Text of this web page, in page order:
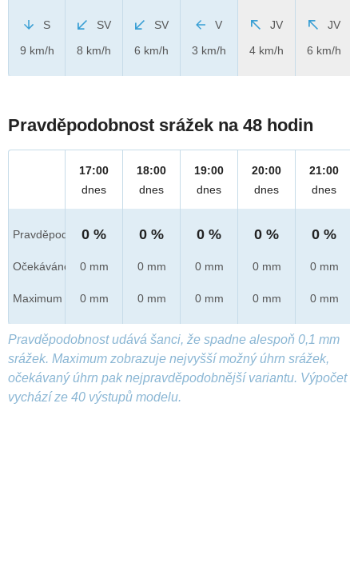
S
9 km/h
SV
8 km/h
SV
6 km/h
V
3 km/h
JV
4 km/h
JV
6 km/h
Pravděpodobnost srážek na 48 hodin
Pravděpod.
Očekáváno
Maximum
17:00
dnes
0 %
0 mm
0 mm
18:00
dnes
0 %
0 mm
0 mm
19:00
dnes
0 %
0 mm
0 mm
20:00
dnes
0 %
0 mm
0 mm
21:00
dnes
0 %
0 mm
0 mm
Pravděpodobnost udává šanci, že spadne alespoň 0,1 mm
srážek. Maximum zobrazuje nejvyšší možný úhrn srážek,
očekávaný úhrn pak nejpravděpodobnější variantu. Výpočet
vychází ze 40 výstupů modelu.